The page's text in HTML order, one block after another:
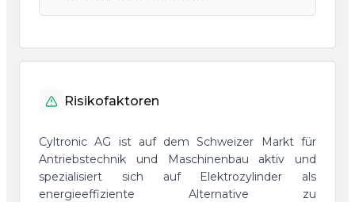
Risikofaktoren
Cyltronic AG ist auf dem Schweizer Markt für
Antriebstechnik und Maschinenbau aktiv und
spezialisiert sich auf Elektrozylinder als
energieeffiziente Alternative zu